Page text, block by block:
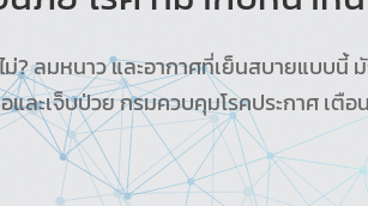
ม่? ลมหนาว และอากาศที่เย็นสบายแบบนี้
และเจ็บป่วย กรมควบคุมโรคประกาศ เตือ